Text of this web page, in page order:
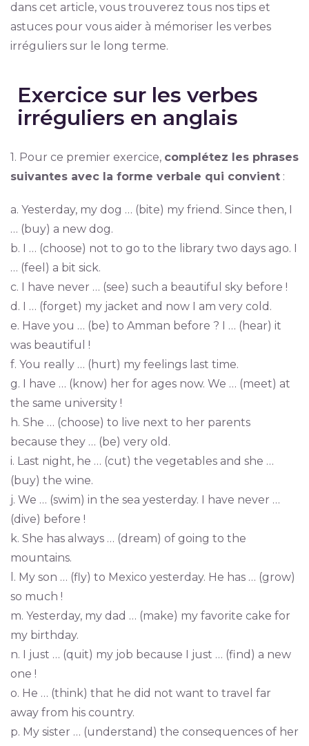
dans cet article, vous trouverez tous nos tips et
astuces pour vous aider à mémoriser les verbes
irréguliers sur le long terme.
Exercice sur les verbes
irréguliers en anglais
1. Pour ce premier exercice, complétez les phrases
suivantes avec la forme verbale qui convient:
a. Yesterday, my dog … (bite) my friend. Since then, I
… (buy) a new dog.
b. I … (choose) not to go to the library two days ago. I
… (feel) a bit sick.
c. I have never … (see) such a beautiful sky before !
d. I … (forget) my jacket and now I am very cold.
e. Have you … (be) to Amman before ? I … (hear) it
was beautiful !
f. You really … (hurt) my feelings last time.
g. I have … (know) her for ages now. We … (meet) at
the same university !
h. She … (choose) to live next to her parents
because they … (be) very old.
i. Last night, he … (cut) the vegetables and she …
(buy) the wine.
j. We … (swim) in the sea yesterday. I have never …
(dive) before !
k. She has always … (dream) of going to the
mountains.
l. My son … (fly) to Mexico yesterday. He has … (grow)
so much !
m. Yesterday, my dad … (make) my favorite cake for
my birthday.
n. I just … (quit) my job because I just … (find) a new
one !
o. He … (think) that he did not want to travel far
away from his country.
p. My sister … (understand) the consequences of her